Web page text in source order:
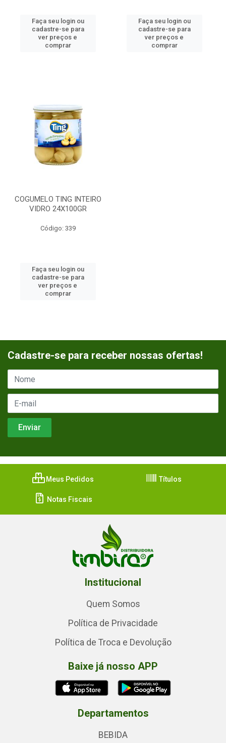
Faça seu login ou
cadastre-se para
ver preços e
comprar
Faça seu login ou
cadastre-se para
ver preços e
comprar
COGUMELO TING INTEIRO
VIDRO 24X100GR
Código: 339
Faça seu login ou
cadastre-se para
ver preços e
comprar
Cadastre-se para receber nossas ofertas!
Meus Pedidos Títulos
Notas Fiscais
Institucional
Quem Somos
Política de Privacidade
Política de Troca e Devolução
Baixe já nosso APP
Departamentos
BEBIDA